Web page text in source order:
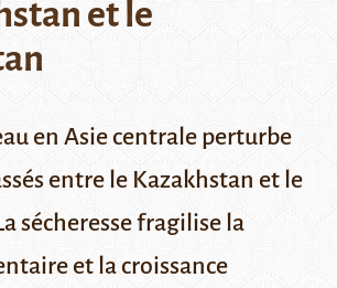
et le
en Asie centrale perturbe
entre le Kazakhstan et le
sécheresse fragilise la
et la croissance